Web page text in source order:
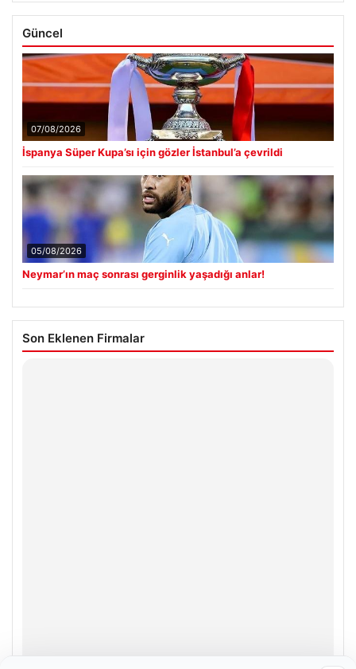
Güncel
07/08/2026
İspanya Süper Kupa’sı için gözler İstanbul’a çevrildi
05/08/2026
Neymar’ın maç sonrası gerginlik yaşadığı anlar!
Son Eklenen Firmalar